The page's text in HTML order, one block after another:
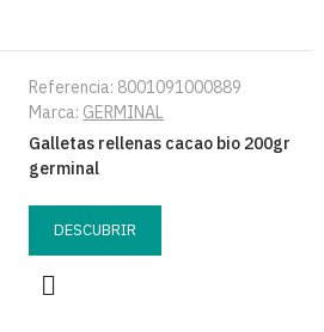
Referencia: 8001091000889
Marca: GERMINAL
Galletas rellenas cacao bio 200gr
germinal
DESCUBRIR